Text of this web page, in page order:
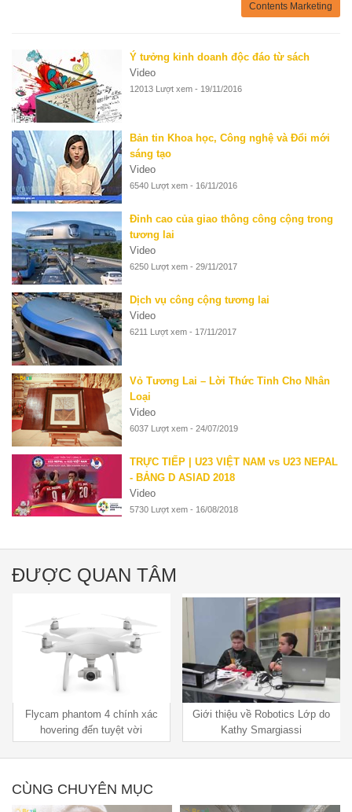
Contents Marketing
Ý tưởng kinh doanh độc đáo từ sách
Video
12013 Lượt xem - 19/11/2016
Bản tin Khoa học, Công nghệ và Đổi mới
sáng tạo
Video
6540 Lượt xem - 16/11/2016
Đỉnh cao của giao thông công cộng trong
tương lai
Video
6250 Lượt xem - 29/11/2017
Dịch vụ công cộng tương lai
Video
6211 Lượt xem - 17/11/2017
Vỏ Tương Lai – Lời Thức Tỉnh Cho Nhân
Loại
Video
6037 Lượt xem - 24/07/2019
TRỰC TIẾP | U23 VIỆT NAM vs U23 NEPAL
- BẢNG D ASIAD 2018
Video
5730 Lượt xem - 16/08/2018
ĐƯỢC QUAN TÂM
Flycam phantom 4 chính xác
hovering đến tuyệt vời
Giới thiệu về Robotics Lớp do
Kathy Smargiassi
CÙNG CHUYÊN MỤC